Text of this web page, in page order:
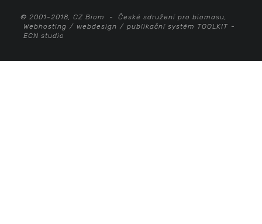
© 2001-2018, CZ Biom - České sdružení pro biomasu,
Webhosting / webdesign / publikační systém TOOLKIT -
ECN studio